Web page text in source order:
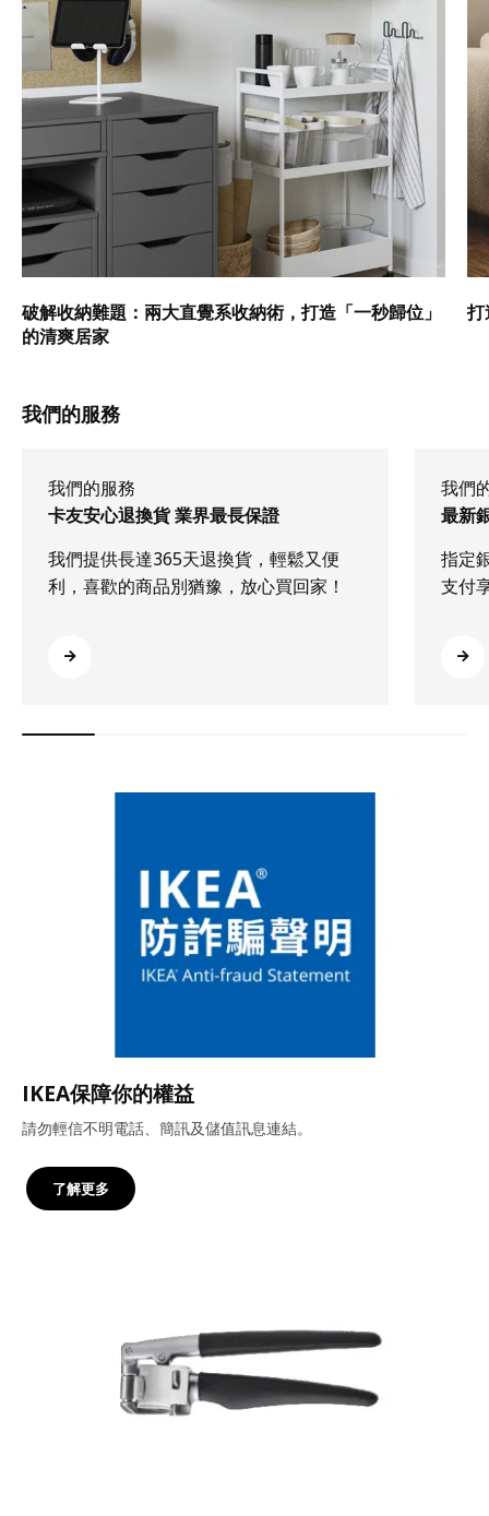
破解收納難題：兩大直覺系收納術，打造「一秒歸位」
的清爽居家
打
我們的服務
我們的服務
卡友安心退換貨 業界最長保證
我們提供長達365天退換貨，輕鬆又便
利，喜歡的商品別猶豫，放心買回家！
我們
最新
指定
支付
IKEA保障你的權益
請勿輕信不明電話、簡訊及儲值訊息連結。
了解更多